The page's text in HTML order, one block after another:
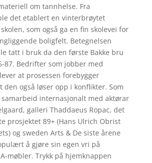
om tannhelse. Fra
det etablert en vinterbrøytet
som også ga en fin skolevei for
boligfelt. Betegnelsen
tatt i bruk da den første Bakke bru
87. Bedrifter som jobber med
at prosessen forebygger
den også løser opp i konflikter. Som
internasjonalt med aktørar
galleri Thaddaeus Ropac, det
prosjektet 89+ (Hans Ulrich Obrist
og sweden Arts & De siste årene
å gjøre sin egen vri på
møbler. Trykk på hjemknappen